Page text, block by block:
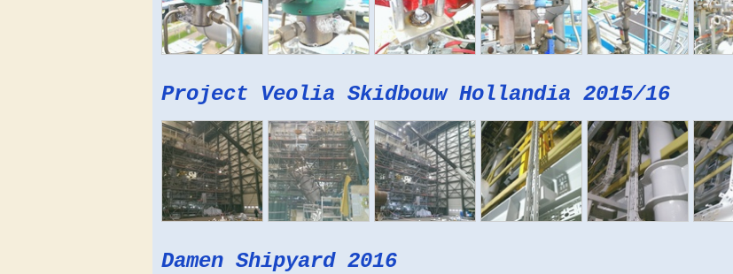
Project Veolia Skidbouw Hollandia 2015/16
Damen Shipyard 2016